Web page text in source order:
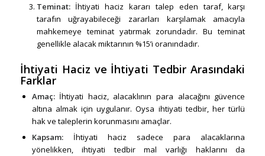
Teminat:İhtiyati haciz kararı talep eden taraf, karşı
tarafın uğrayabileceği zararları karşılamak amacıyla
mahkemeye teminat yatırmak zorundadır. Bu teminat
genellikle alacak miktarının %15’i oranındadır.
İhtiyati Haciz ve İhtiyati Tedbir Arasındaki
Farklar
Amaç:İhtiyati haciz, alacaklının para alacağını güvence
altına almak için uygulanır. Oysa ihtiyati tedbir, her türlü
hak ve taleplerin korunmasını amaçlar.
Kapsam:İhtiyati haciz sadece para alacaklarına
yönelikken, ihtiyati tedbir mal varlığı haklarını da